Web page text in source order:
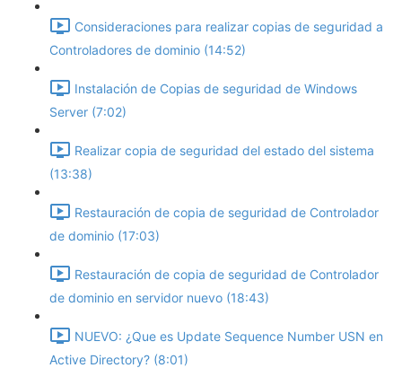
Consideraciones para realizar copias de seguridad a
Controladores de dominio (14:52)
Instalación de Copias de seguridad de Windows
Server (7:02)
Realizar copia de seguridad del estado del sistema
(13:38)
Restauración de copia de seguridad de Controlador
de dominio (17:03)
Restauración de copia de seguridad de Controlador
de dominio en servidor nuevo (18:43)
NUEVO: ¿Que es Update Sequence Number USN en
Active Directory? (8:01)